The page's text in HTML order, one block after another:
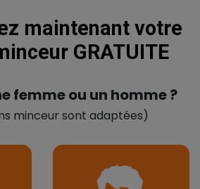
maintenant votre
GRATUITE
femme ou un homme ?
minceur sont adaptées)